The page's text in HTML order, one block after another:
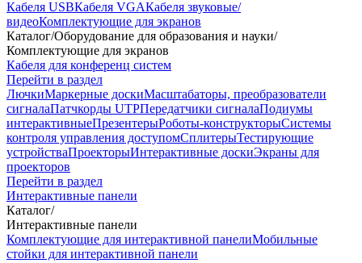
Кабеля USBКабеля VGAКабеля звуковые/
видеоКомплектующие для экранов
Каталог/Оборудование для образования и науки/
Комплектующие для экранов
Кабеля для конференц систем
Перейти в раздел
ЛючкиМаркерные доскиМасштабаторы, преобразователи
сигналаПатчкорды UTPПередатчики сигналаПодиумы
интерактивныеПрезентерыРоботы-конструкторыСистемы
контроля управления доступомСплитерыТестирующие
устройстваПроекторыИнтерактивные доскиЭкраны для
проекторов
Перейти в раздел
Интерактивные панели
Каталог/
Интерактивные панели
Комплектующие для интерактивной панелиМобильные
стойки для интерактивной панели